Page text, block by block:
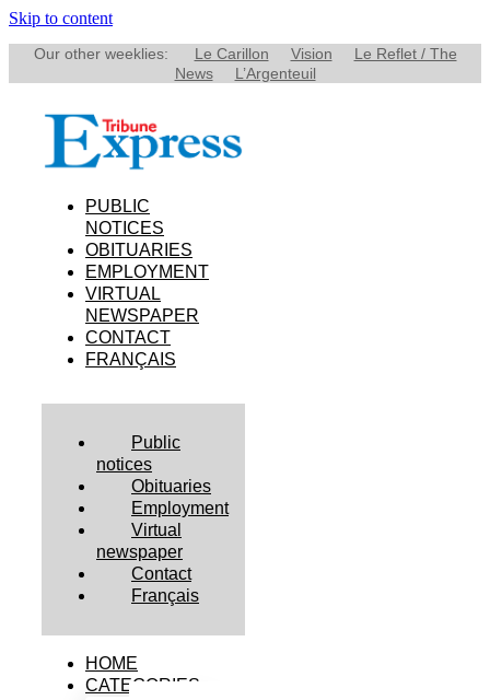
Skip to content
Our other weeklies: Le Carillon Vision
Le Reflet / The
News
L’Argenteuil
PUBLIC
NOTICES
OBITUARIES
EMPLOYMENT
VIRTUAL
NEWSPAPER
CONTACT
FRANÇAIS
Public
notices
Obituaries
Employment
Virtual
newspaper
Contact
Français
HOME
CATEGORIES